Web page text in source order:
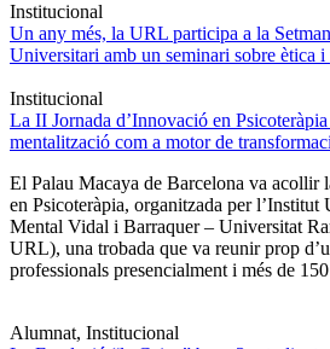
Institucional
Un any més, la URL participa a la
Universitari amb un seminari sobre ètica
Institucional
La II Jornada d’Innovació en
mentalització com a motor de
El Palau Macaya de Barcelona va acollir
en Psicoteràpia, organitzada per l’Institut
Mental Vidal i Barraquer – Universitat
URL), una trobada que va reunir prop
professionals presencialment i més de
Alumnat, Institucional